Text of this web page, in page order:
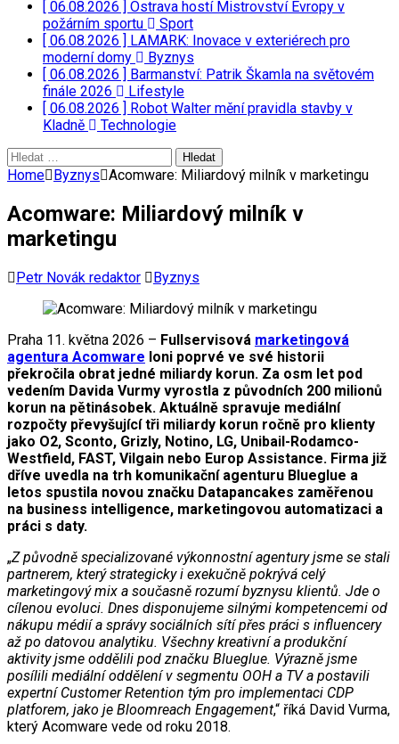
[ 06.08.2026 ] Ostrava hostí Mistrovství Evropy v
požárním sportu
Sport
[ 06.08.2026 ] LAMARK: Inovace v exteriérech pro
moderní domy
Byznys
[ 06.08.2026 ] Barmanství: Patrik Škamla na světovém
finále 2026
Lifestyle
[ 06.08.2026 ] Robot Walter mění pravidla stavby v
Kladně
Technologie
Vyhledávání
Home Byznys Acomware: Miliardový milník v marketingu
Acomware: Miliardový milník v
marketingu
Petr Novák redaktor Byznys
Praha 11. května 2026 – Fullservisová marketingová
agentura Acomware loni poprvé ve své historii
překročila obrat jedné miliardy korun. Za osm let pod
vedením Davida Vurmy vyrostla z původních 200 milionů
korun na pětinásobek. Aktuálně spravuje mediální
rozpočty převyšující tři miliardy korun ročně pro klienty
jako O2, Sconto, Grizly, Notino, LG, Unibail-Rodamco-
Westfield, FAST, Vilgain nebo Europ Assistance. Firma již
dříve uvedla na trh komunikační agenturu Blueglue a
letos spustila novou značku Datapancakes zaměřenou
na business intelligence, marketingovou automatizaci a
práci s daty.
„Z původně specializované výkonnostní agentury jsme se stali
partnerem, který strategicky i exekučně pokrývá celý
marketingový mix a současně rozumí byznysu klientů. Jde o
cílenou evoluci. Dnes disponujeme silnými kompetencemi od
nákupu médií a správy sociálních sítí přes práci s influencery
až po datovou analytiku. Všechny kreativní a produkční
aktivity jsme oddělili pod značku Blueglue. Výrazně jsme
posílili mediální oddělení v segmentu OOH a TV a postavili
expertní Customer Retention tým pro implementaci CDP
platforem, jako je Bloomreach Engagement,“ říká David Vurma,
který Acomware vede od roku 2018.